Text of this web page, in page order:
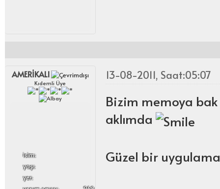
AMERİKALI
Kıdemli Üye
i̇sim:
yaşı:
yer:
13-08-2011, Saat:05:07
Bizim memoya
aklımda
Güzel bir